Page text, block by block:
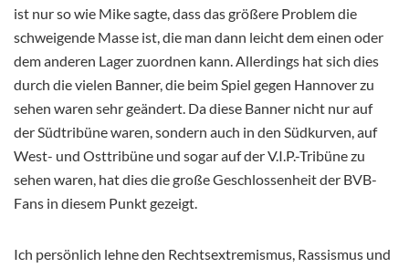
ist nur so wie Mike sagte, dass das größere Problem die
schweigende Masse ist, die man dann leicht dem einen oder
dem anderen Lager zuordnen kann. Allerdings hat sich dies
durch die vielen Banner, die beim Spiel gegen Hannover zu
sehen waren sehr geändert. Da diese Banner nicht nur auf
der Südtribüne waren, sondern auch in den Südkurven, auf
West- und Osttribüne und sogar auf der V.I.P.-Tribüne zu
sehen waren, hat dies die große Geschlossenheit der BVB-
Fans in diesem Punkt gezeigt.
Ich persönlich lehne den Rechtsextremismus, Rassismus und